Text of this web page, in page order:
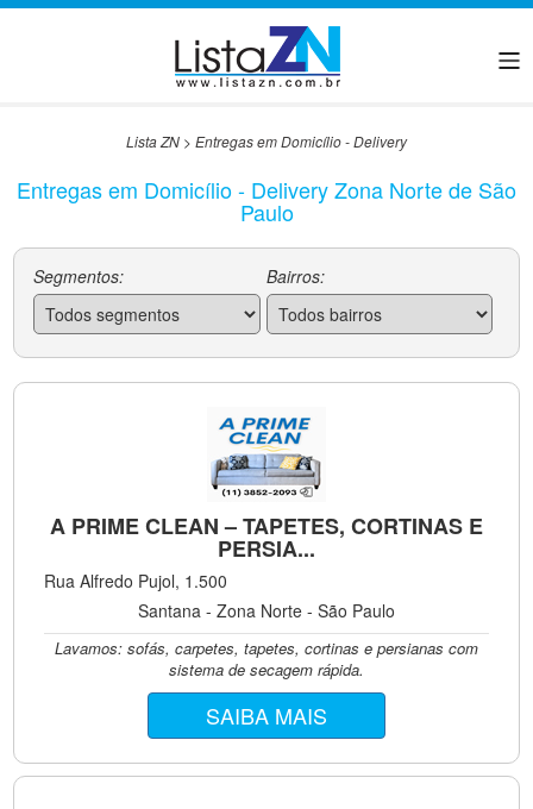
Lista ZN > Entregas em Domicílio - Delivery
Entregas em Domicílio - Delivery Zona Norte de São
Paulo
Segmentos: Bairros:
A PRIME CLEAN – TAPETES, CORTINAS E
PERSIA...
Rua Alfredo Pujol, 1.500
Santana - Zona Norte - São Paulo
Lavamos: sofás, carpetes, tapetes, cortinas e persianas com
sistema de secagem rápida.
SAIBA MAIS